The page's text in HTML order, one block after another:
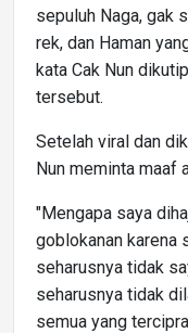
sepuluh Naga, gak
rek, dan Haman
kata Cak Nun
tersebut.
Setelah viral dan
Nun meminta maaf
"Mengapa saya
goblokanan karena
seharusnya tidak
seharusnya tidak
semua yang